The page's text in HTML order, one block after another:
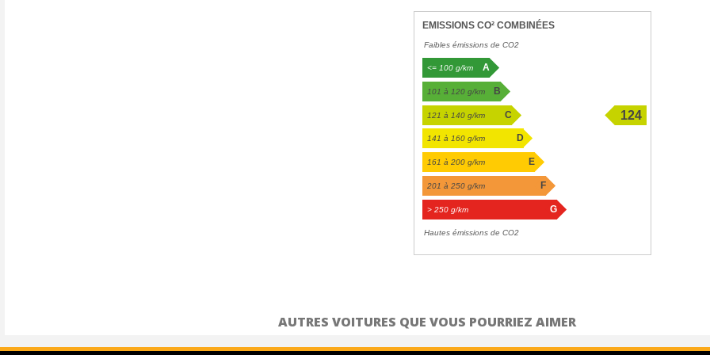
EMISSIONS CO² COMBINÉES
Faibles émissions de CO2
<= 100 g/km A
101 à 120 g/km B
121 à 140 g/km C
124
141 à 160 g/km D
161 à 200 g/km E
201 à 250 g/km F
> 250 g/km G
Hautes émissions de CO2
AUTRES VOITURES QUE VOUS POURRIEZ AIMER